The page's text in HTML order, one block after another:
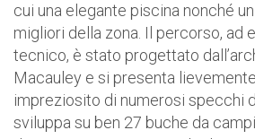
cui una elegante piscina nonché
migliori della zona. Il percorso, ad
tecnico, è stato progettato
Macauley e si presenta
impreziosito di numerosi specchi
sviluppa su ben 27 buche da